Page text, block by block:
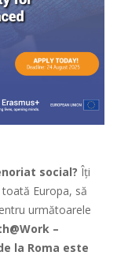
social? Îți
Europa, să
următoarele
–
la Roma este